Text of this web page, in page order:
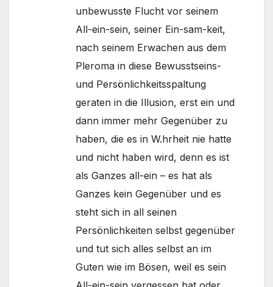
unbewusste Flucht vor seinem
All-ein-sein, seiner Ein-sam-keit,
nach seinem Erwachen aus dem
Pleroma in diese Bewusstseins-
und Persönlichkeitsspaltung
geraten in die Illusion, erst ein und
dann immer mehr Gegenüber zu
haben, die es in W.hrheit nie hatte
und nicht haben wird, denn es ist
als Ganzes all-ein – es hat als
Ganzes kein Gegenüber und es
steht sich in all seinen
Persönlichkeiten selbst gegenüber
und tut sich alles selbst an im
Guten wie im Bösen, weil es sein